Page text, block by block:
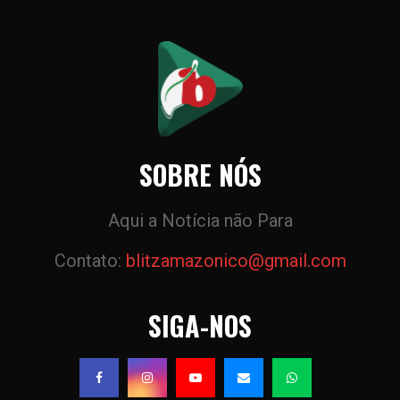
SOBRE NÓS
Aqui a Notícia não Para
Contato: blitzamazonico@gmail.com
SIGA-NOS